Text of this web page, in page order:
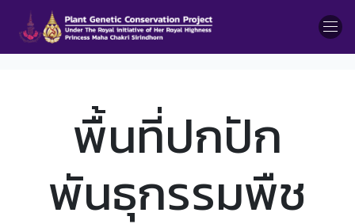
พื้นที่ปกปัก
พันธุกรรมพืช